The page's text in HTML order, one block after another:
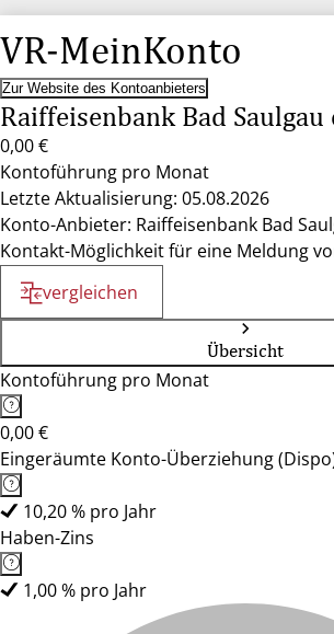
VR-MeinKonto
Zur Website des Kontoanbieters
Raiffeisenbank Bad Saulgau
0,00 €
Kontoführung pro Monat
Letzte Aktualisierung: 05.08.2026
Konto-Anbieter: Raiffeisenbank Bad
Kontakt-Möglichkeit für eine Meldung
vergleichen
Übersicht
Kontoführung pro Monat
0,00 €
Eingeräumte Konto-Überziehung
10,20 % pro Jahr
Haben-Zins
1,00 % pro Jahr